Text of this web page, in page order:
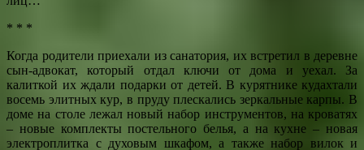
* * *
Когда родители приехали из санатория, их встретил в деревне
сын-адвокат, который отдал ключи от дома и уехал. За
калиткой их ждали подарки от детей. В курятнике кудахтали
восемь элитных кур, в пруду плескались зеркальные карпы. В
доме на столе лежал новый набор инструментов, на кроватях
– новые комплекты постельного белья, а на кухне – новая
электроплитка с духовым шкафом, а также набор вилок и